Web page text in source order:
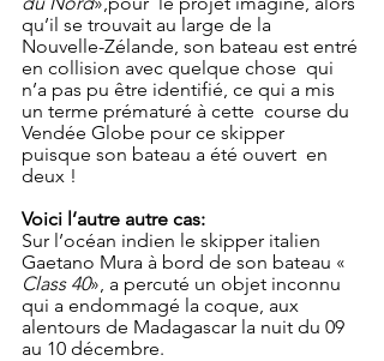
qu’il se trouvait au large de la
Nouvelle-Zélande, son bateau est entré
en collision avec quelque chose  qui
n’a pas pu être identifié, ce qui a mis
un terme prématuré à cette  course du
Vendée Globe pour ce skipper
puisque son bateau a été ouvert  en
deux !
Voici l’autre autre cas:
Sur l’océan indien le skipper italien
Gaetano Mura à bord de son bateau «
Class 40», a percuté un objet inconnu
qui a endommagé la coque, aux
alentours de Madagascar la nuit du 09
au 10 décembre.